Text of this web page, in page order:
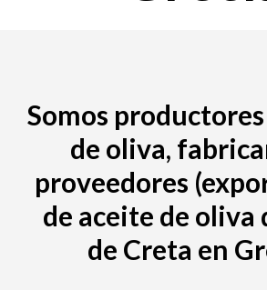
Somos
de oliva,
proveedores
de aceite de oliva
de Creta en